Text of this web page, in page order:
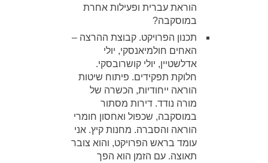
הוראת עברית ופעילות אחרת
במוסקבה?
תכנון הפרויקט. קבוצת ההרצה –
האחים חולמיאנסקי, יולי
אדלשטיין, יולי קושרובסקי.
חלוקת תפקידים. פיתוח שיטות
הוראה ייחודיות, הכשרה של
מורה נודד. דירות מסתור
במוסקבה, שכפול ואחסון חומרי
הוראה והסברה. מחנות קיץ. אני
עומד בראש הפרויקט, והוא צובר
תאוצה. עם הזמן הוא הפך